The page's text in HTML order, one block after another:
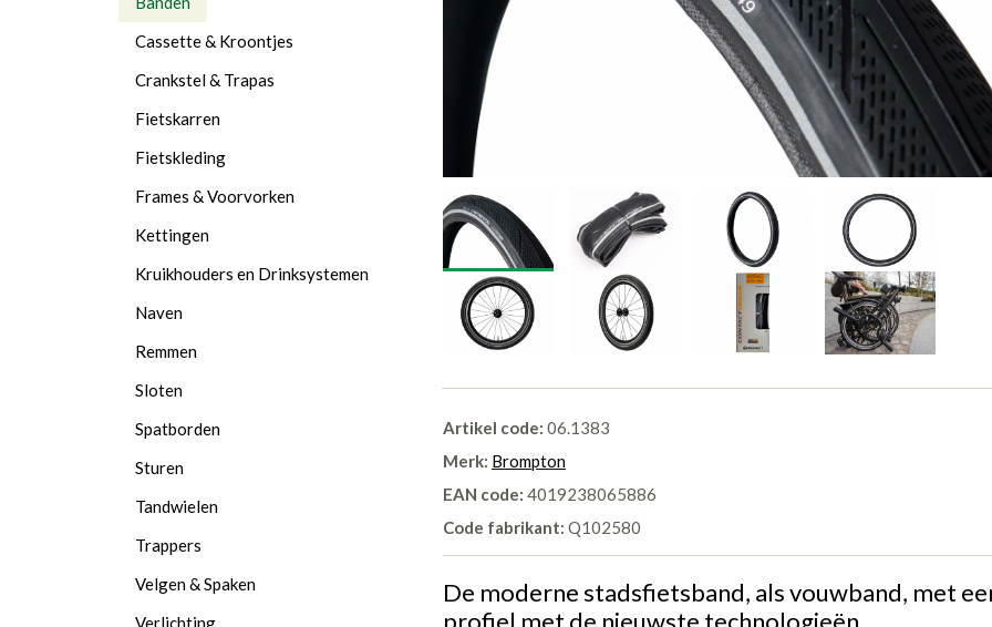
Artikel code: 06.1383
Merk: Brompton
EAN code: 4019238065886
Code fabrikant: Q102580
De moderne stadsfietsband, als vouwband, met
Cassette & Kroontjes
Crankstel & Trapas
Fietskarren
Fietskleding
Frames & Voorvorken
Kettingen
Kruikhouders en Drinksystemen
Naven
Remmen
Sloten
Spatborden
Sturen
Tandwielen
Trappers
Velgen & Spaken
Verlichting